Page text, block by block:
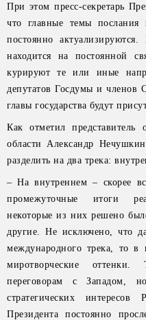
При этом пресс-секретарь
что главные темы послания
постоянно
находится на постоянной
курируют те или иные
депутатов Госдумы и членов
главы государства будут
Как отметил представитель
области Александр
разделить на два трека:
– На внутреннем – скорее
промежуточные итоги
некоторые из них решено
другие. Не исключено, что
международного трека, то в
миротворческие
переговорам с Западом,
стратегических
Президента постоянно